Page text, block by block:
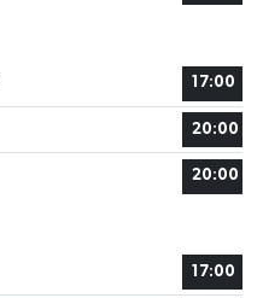
17:00
20:00
20:00
17:00